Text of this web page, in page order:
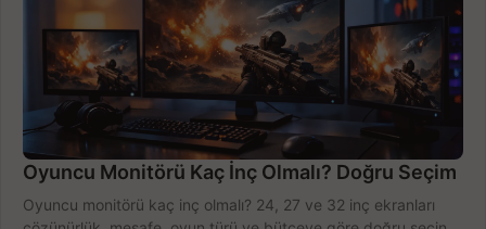
Oyuncu Monitörü Kaç İnç Olmalı? Doğru Seçim
Oyuncu monitörü kaç inç olmalı? 24, 27 ve 32 inç ekranları